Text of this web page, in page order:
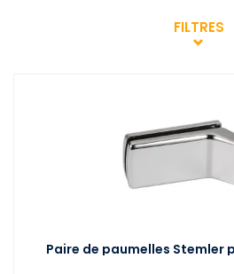
FILTRES
Paire de paumelles Stemler